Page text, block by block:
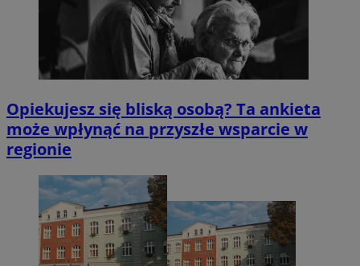
Opiekujesz się bliską osobą? Ta ankieta
może wpłynąć na przyszłe wsparcie w
regionie